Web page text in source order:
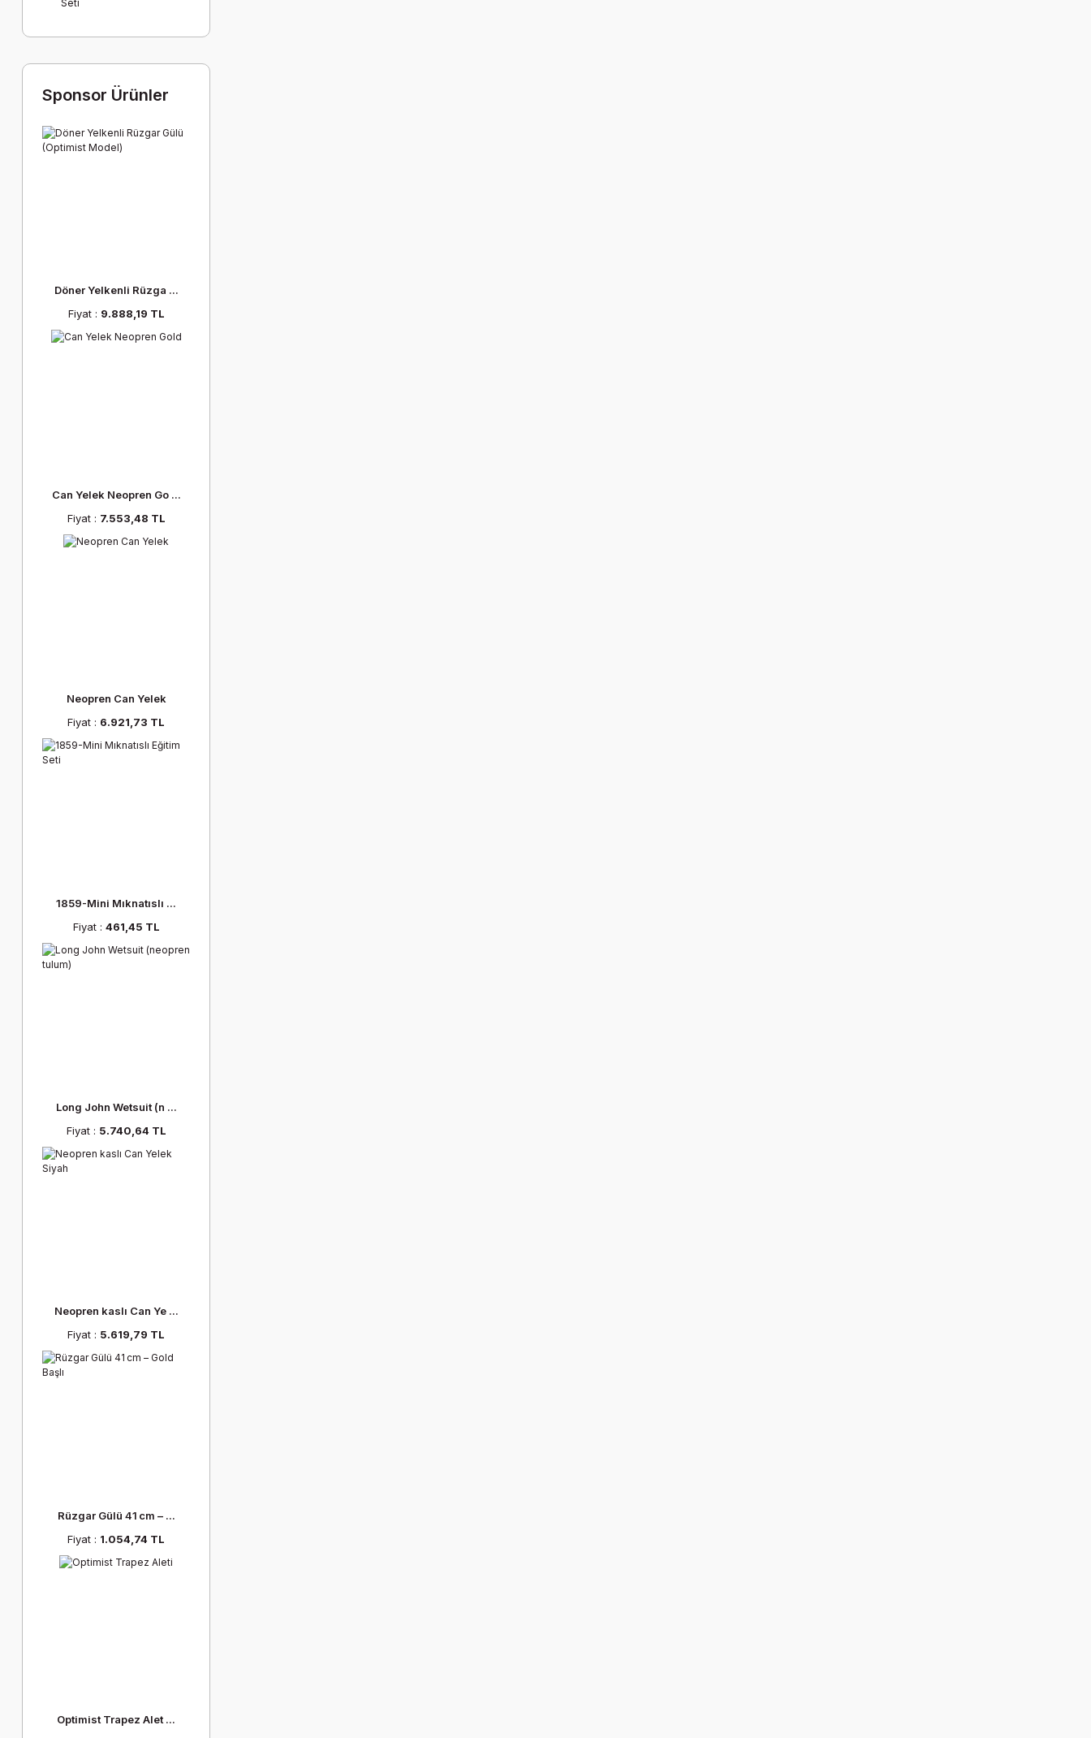
Seti
Sponsor Ürünler
Döner Yelkenli Rüzga ...
Fiyat : 9.888,19 TL
Can Yelek Neopren Go ...
Fiyat : 7.553,48 TL
Neopren Can Yelek
Fiyat : 6.921,73 TL
1859-Mini Mıknatıslı ...
Fiyat : 461,45 TL
Long John Wetsuit (n ...
Fiyat : 5.740,64 TL
Neopren kaslı Can Ye ...
Fiyat : 5.619,79 TL
Rüzgar Gülü 41 cm – ...
Fiyat : 1.054,74 TL
Optimist Trapez Alet ...